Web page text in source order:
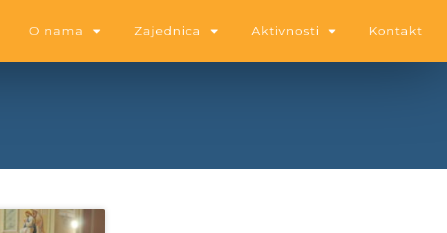
O nama Zajednica Aktivnosti Kontakt